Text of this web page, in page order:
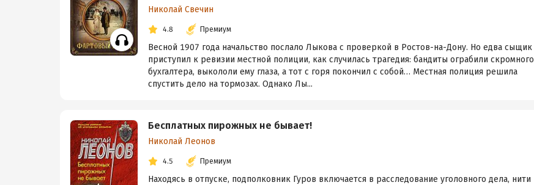
Николай Свечин
4.8 Премиум
Весной 1907 года начальство послало Лыкова с проверкой в Ростов-на-Дону. Но едва сыщик
приступил к ревизии местной полиции, как случилась трагедия: бандиты ограбили скромного
бухгалтера, выкололи ему глаза, а тот с горя покончил с собой… Местная полиция решила
спустить дело на тормозах. Однако Лы...
Бесплатных пирожных не бывает!
Николай Леонов
4.5 Премиум
Находясь в отпуске, подполковник Гуров включается в расследование уголовного дела, нити